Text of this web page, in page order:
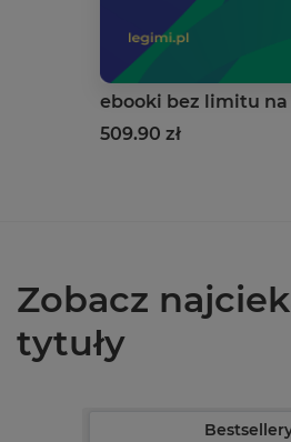
ebooki bez limitu na
509.90 zł
Zobacz
tytuły